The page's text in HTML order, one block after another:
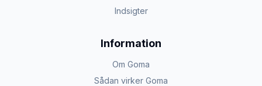
Indsigter
Information
Om Goma
Sådan virker Goma